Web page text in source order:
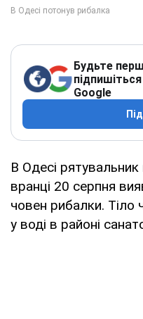
Будьте
Google
В Одесі
вранці 20 серпня
човен рибалки. Тіло
у воді в районі